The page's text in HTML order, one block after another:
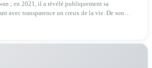
; en 2021, il a révélé publiquement sa
avec transparence un creux de la vie. De son
Singapour à la fondation de l'Association des